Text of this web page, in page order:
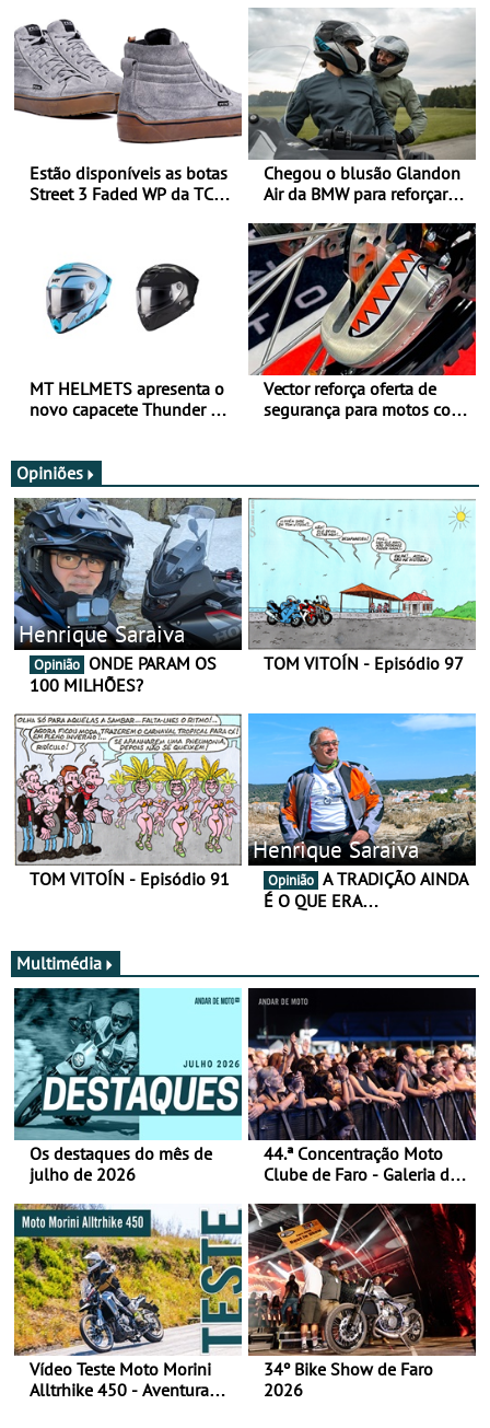
Estão disponíveis as botas
Street 3 Faded WP da TCX
Chegou o blusão Glandon
Air da BMW para reforçar
verão
MT HELMETS apresenta o
novo capacete Thunder 4 R
Vector reforça oferta de
segurança para motos com
Opiniões
Henrique Saraiva
Opinião
100 MILHÕES?
TOM VITOÍN - Episódio 97
TOM VITOÍN - Episódio 91
Henrique Saraiva
Opinião
É O QUE ERA…
Multimédia
Os destaques do mês de
julho de 2026
44.ª Concentração Moto
Clube de Faro - Galeria de
Vídeo Teste Moto Morini
Alltrhike 450 - Aventura
34º Bike Show de Faro
2026